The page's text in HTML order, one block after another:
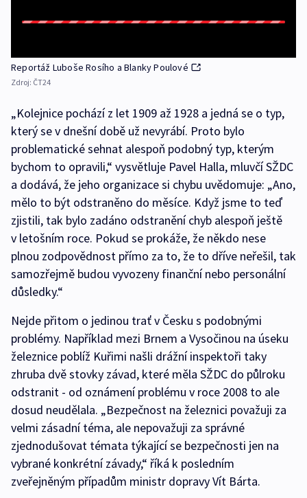
Reportáž Luboše Rosího a Blanky Poulové
Zdroj: ČT24
„Kolejnice pochází z let 1909 až 1928 a jedná se o typ,
který se v dnešní době už nevyrábí. Proto bylo
problematické sehnat alespoň podobný typ, kterým
bychom to opravili,“ vysvětluje Pavel Halla, mluvčí SŽDC
a dodává, že jeho organizace si chybu uvědomuje: „Ano,
mělo to být odstraněno do měsíce. Když jsme to teď
zjistili, tak bylo zadáno odstranění chyb alespoň ještě
v letošním roce. Pokud se prokáže, že někdo nese
plnou zodpovědnost přímo za to, že to dříve neřešil, tak
samozřejmě budou vyvozeny finanční nebo personální
důsledky.“
Nejde přitom o jedinou trať v Česku s podobnými
problémy. Například mezi Brnem a Vysočinou na úseku
železnice poblíž Kuřimi našli drážní inspektoři taky
zhruba dvě stovky závad, které měla SŽDC do půlroku
odstranit - od oznámení problému v roce 2008 to ale
dosud neudělala. „Bezpečnost na železnici považuji za
velmi zásadní téma, ale nepovažuji za správné
zjednodušovat témata týkající se bezpečnosti jen na
vybrané konkrétní závady,“ říká k posledním
zveřejněným případům ministr dopravy Vít Bárta.